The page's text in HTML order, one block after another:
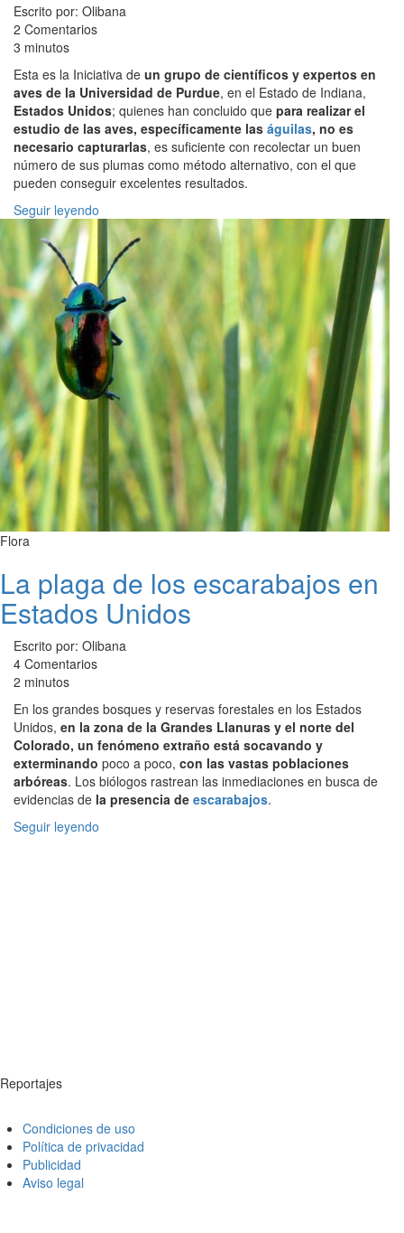
Escrito por: Olibana
2 Comentarios
3 minutos
Esta es la Iniciativa de un grupo de científicos y expertos en
aves de la Universidad de Purdue, en el Estado de Indiana,
Estados Unidos; quienes han concluido que para realizar el
estudio de las aves, específicamente las águilas, no es
necesario capturarlas, es suficiente con recolectar un buen
número de sus plumas como método alternativo, con el que
pueden conseguir excelentes resultados.
Seguir leyendo
Flora
La plaga de los escarabajos en
Estados Unidos
Escrito por: Olibana
4 Comentarios
2 minutos
En los grandes bosques y reservas forestales en los Estados
Unidos, en la zona de la Grandes Llanuras y el norte del
Colorado, un fenómeno extraño está socavando y
exterminando poco a poco, con las vastas poblaciones
arbóreas. Los biólogos rastrean las inmediaciones en busca de
evidencias de la presencia de escarabajos.
Seguir leyendo
Reportajes
Condiciones de uso
Política de privacidad
Publicidad
Aviso legal